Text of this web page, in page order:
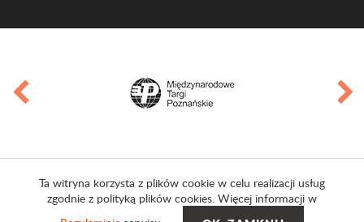
Ta witryna korzysta z plików cookie w celu realizacji usług
zgodnie z polityką plików cookies. Więcej informacji w